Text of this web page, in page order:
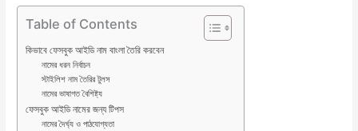
Table of Contents
কিভাবে ফেসবুক আইডি নাম বাংলা তৈরি করবেন
নামের ধরন নির্বাচন
স্টাইলিশ নাম তৈরির টুলস
নামের ভাষাগত বৈশিষ্ট্য
ফেসবুক আইডি নামের জন্য টিপস
নামের দৈর্ঘ্য ও পাঠযোগ্যতা